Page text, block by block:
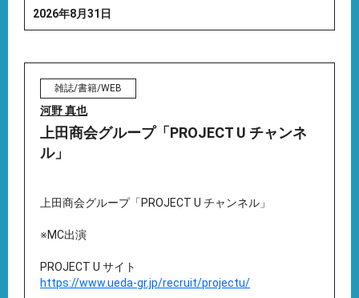
2026年8月31日
雑誌/書籍/WEB
河野 真也
上田商会グループ「PROJECT U チャンネ
ル」
上田商会グループ「PROJECT U チャンネル」
※MC出演
PROJECT U サイト
https://www.ueda-gr.jp/recruit/projectu/